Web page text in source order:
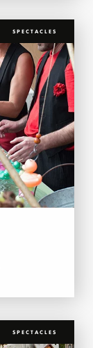
SPECTACLES
SPECTACLES